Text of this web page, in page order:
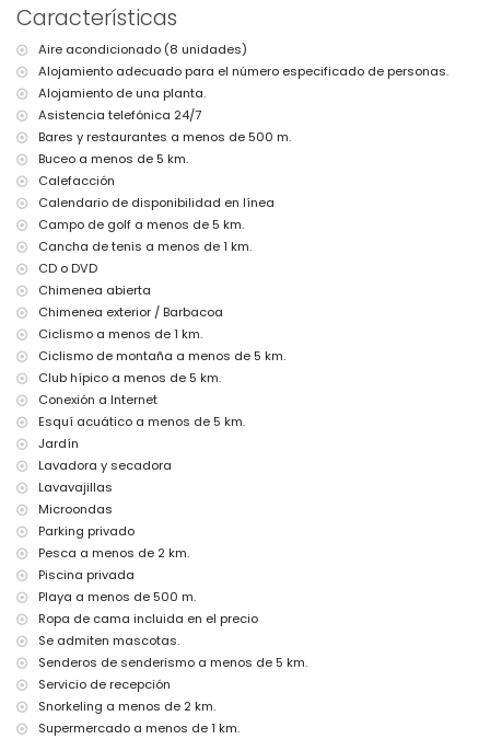
playa más cercana: Las Marinas, Denia (a menos de 500 metros
puerto más cercano: Marina de Denia (a menos de 5 kilómetros
de la villa)
parque más cercano: Montgó, Denia (a menos de 5 kilómetros de
la villa)
aeropuerto más cercano: Alicante (a menos de 100 kilómetros de
la villa)
segundo aeropuerto más cercano: Valencia (> 100 kilómetros)
transporte público cercano: tren a menos de 50 kilómetros
se permiten mascotas
El alojamiento es muy adecuado para familias con niños
Instalaciones y servicios incluidos en el precio de alquiler de la
villa
plancha y tabla de planchar
ropa de cama y toallas
servicio de recepción y servicio de emergencia las 24 horas
calefacción central y con aire acondicionado
Instalaciones y servicios con cargo extra
cama extra y camas/cunas para niños (bajo demanda)
Entretenimiento y actividades de ocio para sus vacaciones en
Denia, Costa Blanca
discoteca, club nocturno, bar y paseo marítimo (a menos de 5
kilómetros de la casa)
Lugares de interés y cultura en Denia, Costa Blanca
iglesia, castillo (Portal de la Vila, Denia), ruina y lugar histórico (a
menos de 5 kilómetros del alojamiento)
Deportes
tenis y ciclismo (a menos de 1000 metros de la villa)
golf, equitación, senderismo, ciclismo de montaña, pesca, buceo,
snorkel, surf, windsurf y esquí acuático (a menos de 5 kilómetros
de la villa)
Características
Aire acondicionado (8 unidades)
Alojamiento adecuado para el número especificado de personas.
Alojamiento de una planta.
Asistencia telefónica 24/7
Bares y restaurantes a menos de 500 m.
Buceo a menos de 5 km.
Calefacción
Calendario de disponibilidad en línea
Campo de golf a menos de 5 km.
Cancha de tenis a menos de 1 km.
CD o DVD
Chimenea abierta
Chimenea exterior / Barbacoa
Ciclismo a menos de 1 km.
Ciclismo de montaña a menos de 5 km.
Club hípico a menos de 5 km.
Conexión a Internet
Esquí acuático a menos de 5 km.
Jardín
Lavadora y secadora
Lavavajillas
Microondas
Parking privado
Pesca a menos de 2 km.
Piscina privada
Playa a menos de 500 m.
Ropa de cama incluida en el precio
Se admiten mascotas.
Senderos de senderismo a menos de 5 km.
Servicio de recepción
Snorkeling a menos de 2 km.
Supermercado a menos de 1 km.